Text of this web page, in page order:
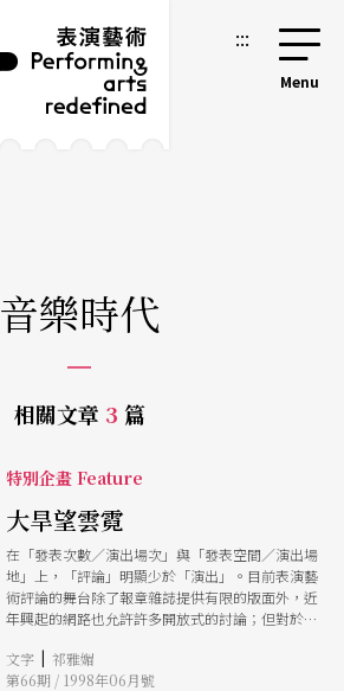
:::
音樂時代
相關文章 3 篇
特別企畫 Feature
大旱望雲霓
在「發表次數／演出場次」與「發表空間／演出場
地」上，「評論」明顯少於「演出」。目前表演藝
術評論的舞台除了報章雜誌提供有限的版面外，近
年興起的網路也允許許多開放式的討論；但對於如
界除了靜待時機外也可考慮起步而行。
文字 | 祁雅媚
第66期 / 1998年06月號